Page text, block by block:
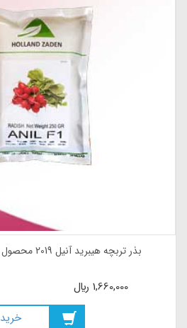
بذر تربچه هیبرید آنیل 2019 محصول شرکت هلندزادن هلند
1,660,000 ريال
خريد